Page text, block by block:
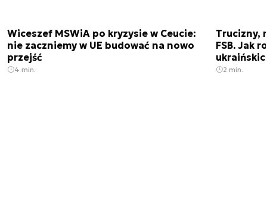
Wiceszef MSWiA po kryzysie w Ceucie:
nie zaczniemy w UE budować na nowo
przejść
4 min.
Trucizny,
FSB. Jak
2 min.